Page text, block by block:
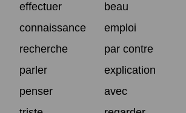
effectuer
beau
connaissance
emploi
recherche
par contre
parler
explication
penser
avec